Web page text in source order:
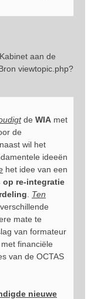
aan de
viewtopic.php?
de WIA met
de
wil het
ideeën
het idee van een
op re-integratie
Ten
mate te
van formateur
financiële
van de OCTAS
nieuwe